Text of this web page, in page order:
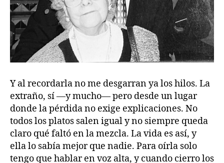
Y al recordarla no me desgarran ya los hilos. La
extraño, sí —y mucho— pero desde un lugar
donde la pérdida no exige explicaciones. No
todos los platos salen igual y no siempre queda
claro qué faltó en la mezcla. La vida es así, y
ella lo sabía mejor que nadie. Para oírla solo
tengo que hablar en voz alta, y cuando cierro los